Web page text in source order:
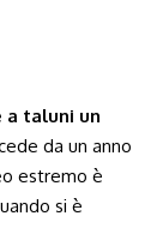
a taluni un
da un anno
estremo è
si è